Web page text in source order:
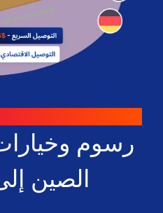
رسوم
الصين